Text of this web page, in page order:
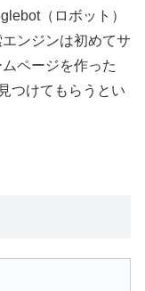
（ロボット）
ンジンは初めてサ
ページを作った
つけてもらうとい